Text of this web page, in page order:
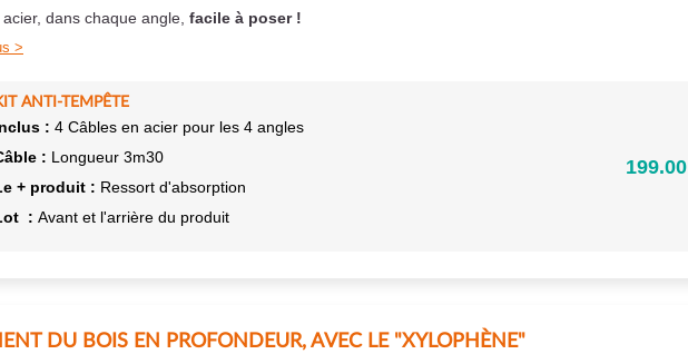
dans chaque angle, facile à poser !
ANTI-TEMPÊTE
: 4 Câbles en acier pour les 4 angles
: Longueur 3m30
+ produit : Ressort d'absorption
: Avant et l'arrière du produit
DU BOIS EN PROFONDEUR, AVEC LE "XYLOPHÈNE"